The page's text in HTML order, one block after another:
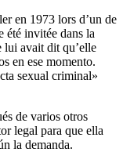
en 1973 lors d’un de
été invitée dans la
lui avait dit qu’elle
en ese momento.
sexual criminal»
de varios otros
legal para que ella
la demanda.